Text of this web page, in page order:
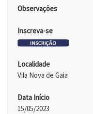
Observações
Inscreva-se
Localidade
Vila Nova de Gaia
Data Início
15/05/2023